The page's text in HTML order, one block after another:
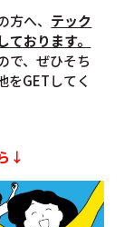
へ、 テック
ております。
で、ぜひそち
をGETしてく
↓